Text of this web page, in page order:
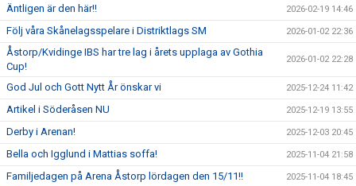
Äntligen är den här!! 2026-02-19 14:46
Följ våra Skånelagsspelare i Distriktlags SM 2026-01-02 22:36
Åstorp/Kvidinge IBS har tre lag i årets upplaga av Gothia
Cup!
2026-01-02 22:28
God Jul och Gott Nytt År önskar vi 2025-12-24 11:42
Artikel i Söderåsen NU 2025-12-19 13:55
Derby i Arenan! 2025-12-03 20:45
Bella och Igglund i Mattias soffa! 2025-11-04 21:58
Familjedagen på Arena Åstorp lördagen den 15/11!! 2025-11-04 18:45